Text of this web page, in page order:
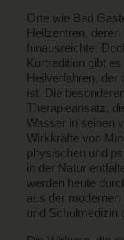
Orte wie Bad
Heilzentren,
hinausreichte.
Kurtradition gibt
Heilverfahren, der
ist. Die
Therapieansatz,
Wasser in seinen
Wirkkräfte von
physischen und
in der Natur
werden heute
aus der
und Schulmedizin